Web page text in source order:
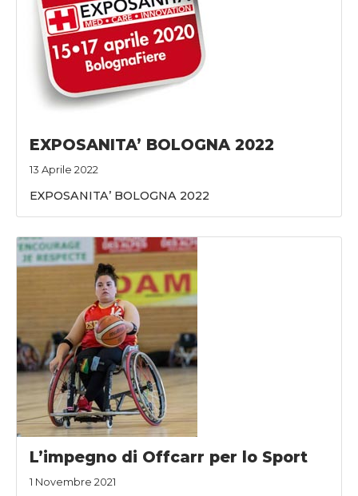
EXPOSANITA’ BOLOGNA 2022
13 Aprile 2022
EXPOSANITA’ BOLOGNA 2022
L’impegno di Offcarr per lo Sport
1 Novembre 2021